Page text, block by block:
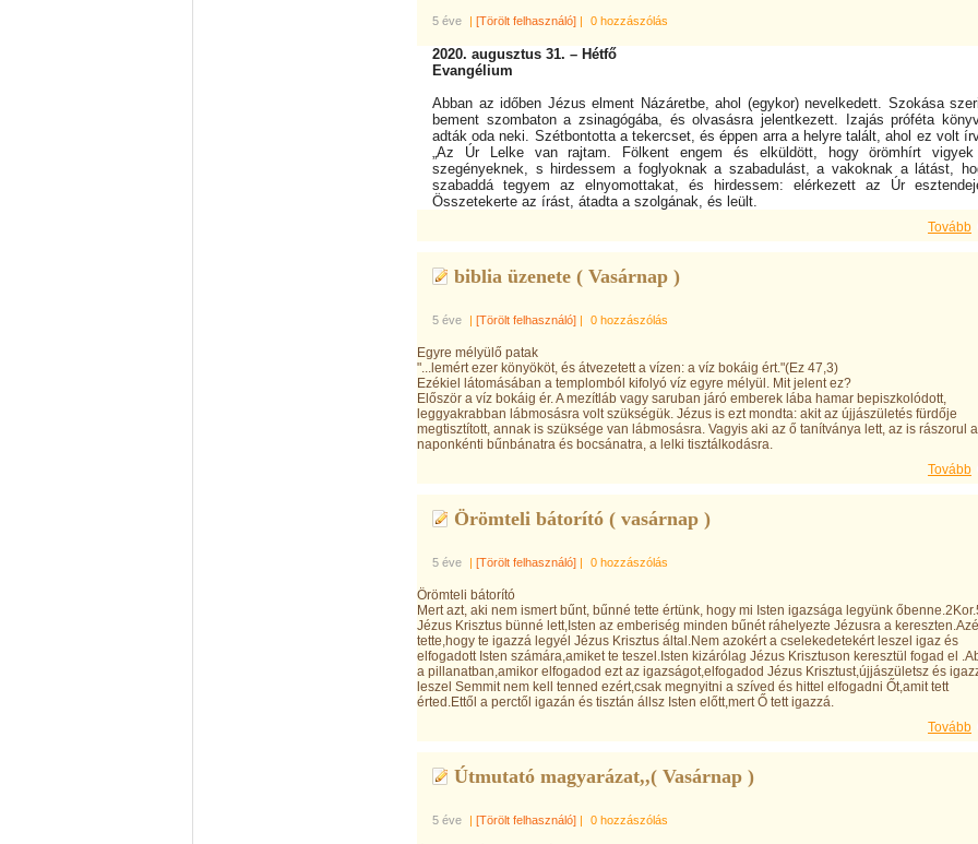
5 éve | [Törölt felhasználó] | 0 hozzászólás
2020. augusztus 31. – Hétfő
Evangélium
Abban az időben Jézus elment Názáretbe, ahol (egykor) nevelkedett. Szokása
bement szombaton a zsinagógába, és olvasásra jelentkezett. Izajás próféta
adták oda neki. Szétbontotta a tekercset, és éppen arra a helyre talált, ahol ez volt
„Az Úr Lelke van rajtam. Fölkent engem és elküldött, hogy örömhírt
szegényeknek, s hirdessem a foglyoknak a szabadulást, a vakoknak a látást,
szabaddá tegyem az elnyomottakat, és hirdessem: elérkezett az Úr
Összetekerte az írást, átadta a szolgának, és leült.
Tovább
biblia üzenete ( Vasárnap )
5 éve | [Törölt felhasználó] | 0 hozzászólás
Egyre mélyülő patak
"...lemért ezer könyököt, és átvezetett a vízen: a víz bokáig ért."(Ez 47,3)
Ezékiel látomásában a templomból kifolyó víz egyre mélyül. Mit jelent ez?
Először a víz bokáig ér. A mezítláb vagy saruban járó emberek lába hamar bepiszkolódott,
leggyakrabban lábmosásra volt szükségük. Jézus is ezt mondta: akit az újjászületés fürdője
megtisztított, annak is szüksége van lábmosásra. Vagyis aki az ő tanítványa lett, az is rászorul a
naponkénti bűnbánatra és bocsánatra, a lelki tisztálkodásra.
Tovább
Örömteli bátorító ( vasárnap )
5 éve | [Törölt felhasználó] | 0 hozzászólás
Örömteli bátorító
Mert azt, aki nem ismert bűnt, bűnné tette értünk, hogy mi Isten igazsága legyünk
Jézus Krisztus bünné lett,Isten az emberiség minden bűnét ráhelyezte Jézusra a
tette,hogy te igazzá legyél Jézus Krisztus által.Nem azokért a cselekedetekért leszel igaz és
elfogadott Isten számára,amiket te teszel.Isten kizárólag Jézus Krisztuson keresztül fogad el
a pillanatban,amikor elfogadod ezt az igazságot,elfogadod Jézus Krisztust,újjászületsz és
leszel Semmit nem kell tenned ezért,csak megnyitni a szíved és hittel elfogadni Őt,amit tett
érted.Ettől a perctől igazán és tisztán állsz Isten előtt,mert Ő tett igazzá.
Tovább
Útmutató magyarázat,,( Vasárnap )
5 éve | [Törölt felhasználó] | 0 hozzászólás